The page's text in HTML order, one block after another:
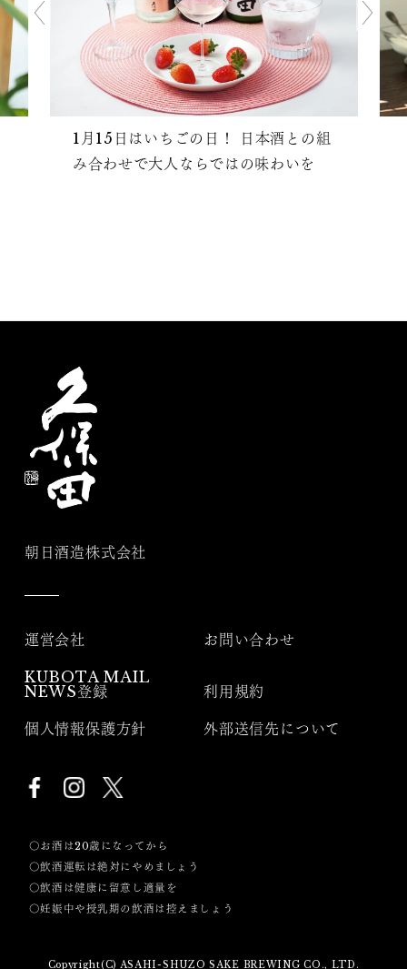
1月15日はいちごの日！ 日本酒との組
み合わせで大人ならではの味わいを
朝日酒造株式会社
運営会社 お問い合わせ
KUBOTA MAIL
NEWS登録
利用規約
個人情報保護方針 外部送信先について
〇お酒は20歳になってから
〇飲酒運転は絶対にやめましょう
〇飲酒は健康に留意し適量を
〇妊娠中や授乳期の飲酒は控えましょう
Copyright(C) ASAHI-SHUZO SAKE BREWING CO., LTD.